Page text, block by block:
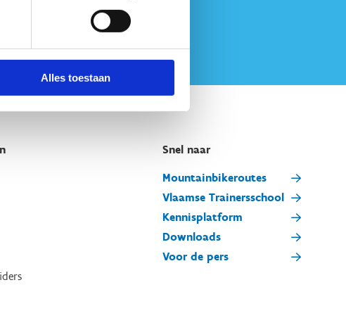
Alles toestaan
Snel naar
Mountainbikeroutes
Vlaamse Trainersschool
Kennisplatform
Downloads
Voor de pers